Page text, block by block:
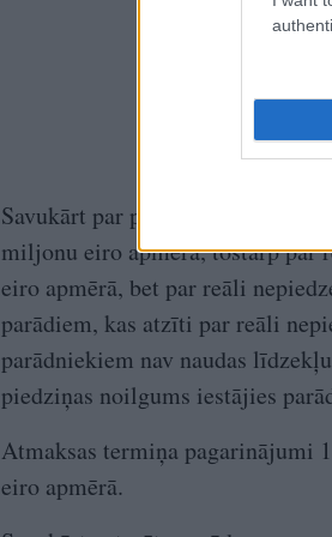
Savukārt par piedzenamiem
miljonu eiro apmērā, tostarp
eiro apmērā, bet par reāli
parādiem, kas atzīti par reāli
parādniekiem nav naudas
piedziņas noilgums iestājies
Atmaksas termiņa pagarinājumi
eiro apmērā.